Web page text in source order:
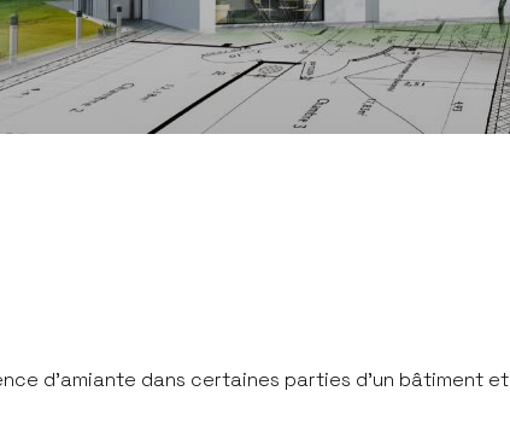
d'amiante dans certaines parties d'un bâtiment et